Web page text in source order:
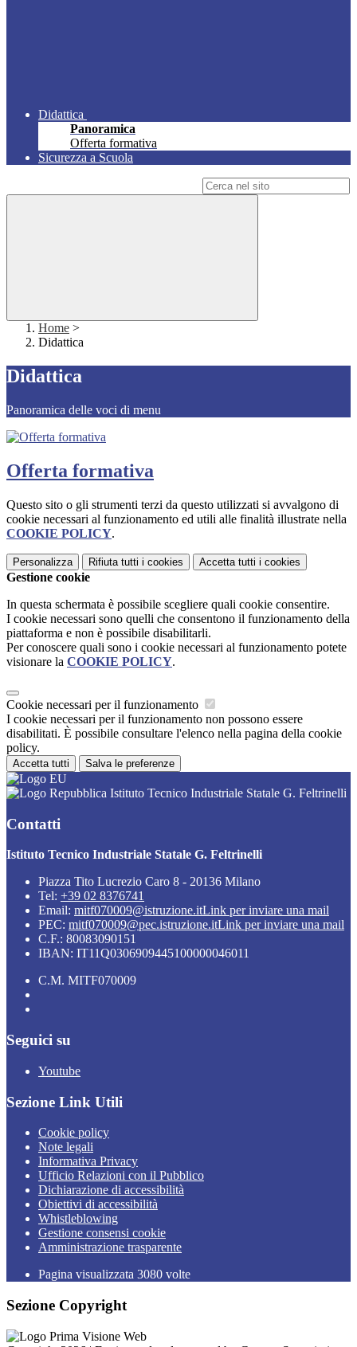
Didattica
Panoramica
Offerta formativa
Sicurezza a Scuola
Home >
Didattica
Didattica
Panoramica delle voci di menu
Offerta formativa
Questo sito o gli strumenti terzi da questo utilizzati si avvalgono di
cookie necessari al funzionamento ed utili alle finalità illustrate nella
COOKIE POLICY.
Personalizza Rifiuta tutti i cookies Accetta tutti i cookies
Gestione cookie
In questa schermata è possibile scegliere quali cookie consentire.
I cookie necessari sono quelli che consentono il funzionamento della
piattaforma e non è possibile disabilitarli.
Per conoscere quali sono i cookie necessari al funzionamento potete
visionare la COOKIE POLICY.
Cookie necessari per il funzionamento
I cookie necessari per il funzionamento non possono essere
disabilitati. È possibile consultare l'elenco nella pagina della cookie
policy.
Accetta tutti Salva le preferenze
Istituto Tecnico Industriale Statale G. Feltrinelli
Contatti
Istituto Tecnico Industriale Statale G. Feltrinelli
Piazza Tito Lucrezio Caro 8 - 20136 Milano
Tel: +39 02 8376741
Email: mitf070009@istruzione.itLink per inviare una mail
PEC: mitf070009@pec.istruzione.itLink per inviare una mail
C.F.: 80083090151
IBAN: IT11Q0306909445100000046011
C.M. MITF070009
Seguici su
Youtube
Sezione Link Utili
Cookie policy
Note legali
Informativa Privacy
Ufficio Relazioni con il Pubblico
Dichiarazione di accessibilità
Obiettivi di accessibilità
Whistleblowing
Gestione consensi cookie
Amministrazione trasparente
Pagina visualizzata 3080 volte
Sezione Copyright